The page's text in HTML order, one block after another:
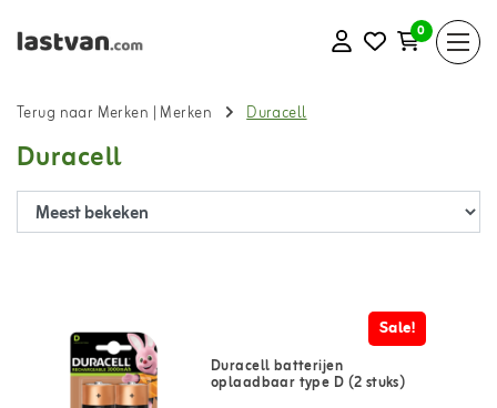
0
Terug naar Merken | Merken Duracell
Duracell
Sale!
Duracell batterijen
oplaadbaar type D (2 stuks)